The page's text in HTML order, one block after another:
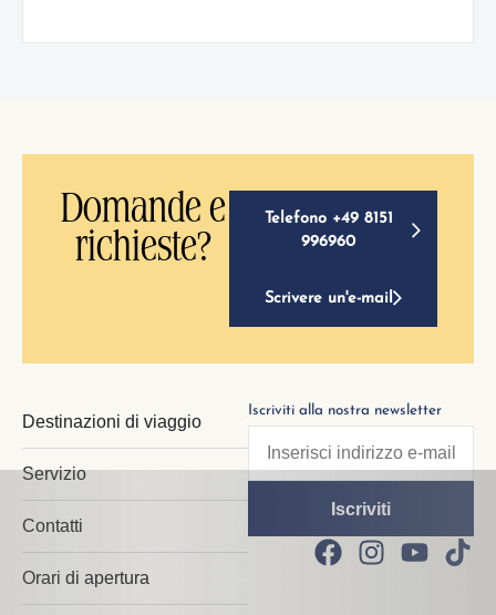
Domande e
richieste?
Telefono +49 8151
996960
Scrivere un'e-mail
Destinazioni di viaggio
Servizio
Contatti
Orari di apertura
Iscriviti alla nostra newsletter